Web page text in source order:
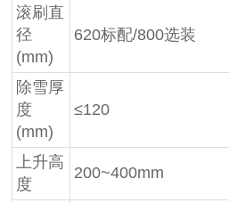
滚刷直
径
(mm)
620标配/800选装
除雪厚
度
(mm)
≤120
上升高
度
200~400mm